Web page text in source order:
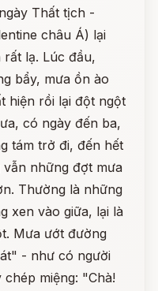
Thất tịch -
châu Á) lại
lạ. Lúc đầu,
bẩy, mưa ồn ào
hiện rồi lại đột ngột
có ngày đến ba,
tám trở đi, đến hết
những đợt mưa
Thường là những
xen vào giữa, lại là
Mưa ướt đường
- như có người
miệng: "Chà!